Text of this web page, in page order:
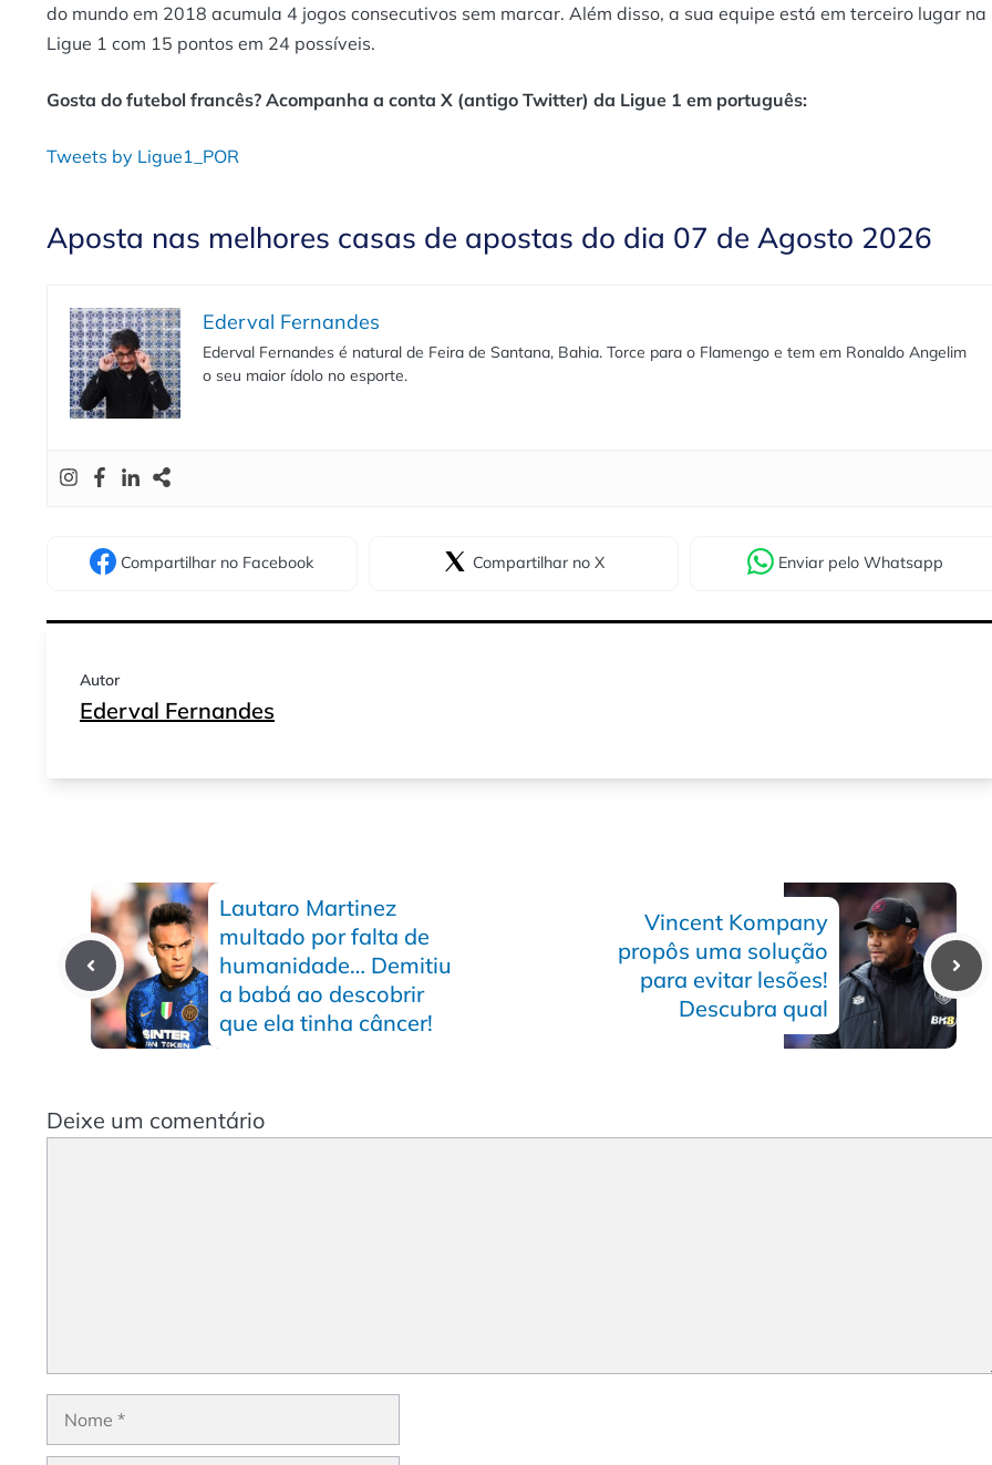
do mundo em 2018 acumula 4 jogos consecutivos sem marcar. Além disso, a sua equipe está em terceiro lugar na
Ligue 1 com 15 pontos em 24 possíveis.
Gosta do futebol francês? Acompanha a conta X (antigo Twitter) da Ligue 1 em português:
Tweets by Ligue1_POR
Aposta nas melhores casas de apostas do dia 07 de Agosto 2026
Ederval Fernandes
Ederval Fernandes é natural de Feira de Santana, Bahia. Torce para o Flamengo e tem em Ronaldo Angelim
o seu maior ídolo no esporte.
Compartilhar no Facebook Compartilhar no X Enviar pelo Whatsapp
Autor
Ederval Fernandes
Lautaro Martinez
multado por falta de
humanidade… Demitiu
a babá ao descobrir
que ela tinha câncer!
Vincent Kompany
propôs uma solução
para evitar lesões!
Descubra qual
Deixe um comentário
Nome